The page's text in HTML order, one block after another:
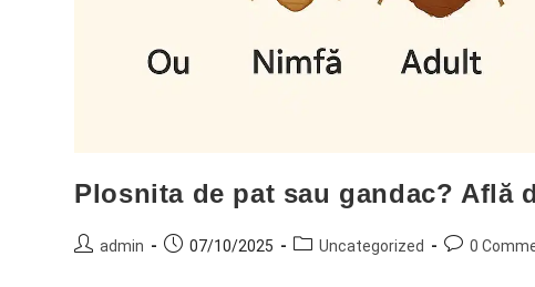
Plosnita de pat sau gandac? Află
admin 07/10/2025 Uncategorized 0